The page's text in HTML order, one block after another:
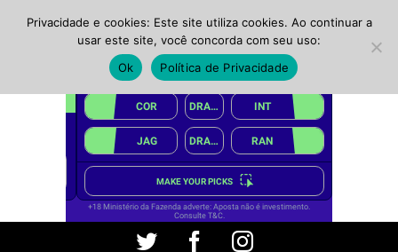
Twitter FacebookInstagram
Privacidade e cookies: Este site utiliza cookies. Ao continuar a
usar este site, você concorda com seu uso:
Ok
Política de Privacidade